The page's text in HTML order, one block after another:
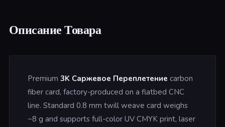
Описание Товара
Premium 3K Саржевое Переплетение carbon
fiber card, factory-produced on a flatbed CNC
line. Standard 0.8 mm twill weave card weighs
~8 g and supports full-color UV CMYK print, laser